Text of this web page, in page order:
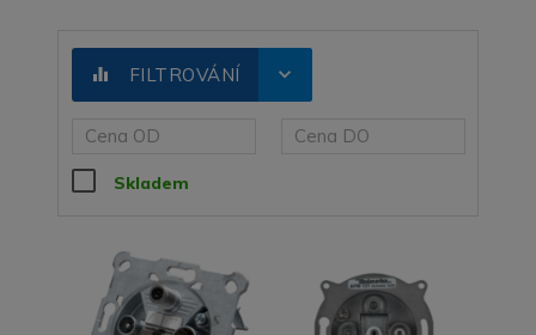
equalizer FILTROVÁNÍ expand_more
Skladem